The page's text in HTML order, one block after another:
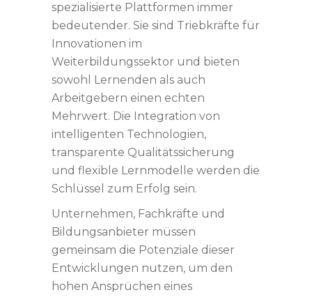
spezialisierte Plattformen immer
bedeutender. Sie sind Triebkräfte für
Innovationen im
Weiterbildungssektor und bieten
sowohl Lernenden als auch
Arbeitgebern einen echten
Mehrwert. Die Integration von
intelligenten Technologien,
transparente Qualitätssicherung
und flexible Lernmodelle werden die
Schlüssel zum Erfolg sein.
Unternehmen, Fachkräfte und
Bildungsanbieter müssen
gemeinsam die Potenziale dieser
Entwicklungen nutzen, um den
hohen Ansprüchen eines